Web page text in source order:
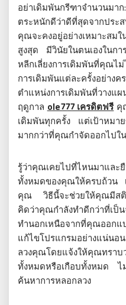
อย่าเดิมพันกรีฑาจำนวนม
ตระหนักดีว่าดีที่สุดจากประ
คุณจะคงอยู่อย่างเหมาะสม
สูงสุด มีวินัยในตนเองในก
หลีกเลี่ยงการเดิมพันที่คุณ
การเดิมพันแต่ละครั้งอย่าง
ตำแหน่งการเดิมพันที่วางแ
ฤดูกาล ole777 เครดิตฟรีคุ
เดิมพันทุกครั้ง แต่เป้าหมา
มากกว่าที่คุณกำจัดออกไปใ
รู้ว่าคุณเคยไปที่ไหนมาแล
ทั้งหมดของคุณให้ครบถ้วน
คุณ วิธีนี้จะช่วยให้คุณมีส
คิดว่าคุณกำลังทำดีกว่าที่เ
ทำนอกเหนือจากที่คุณออก
แก้ไขโปรแกรมอย่างแน่น
ลวงคุณโดยแจ้งให้คุณทราบ
ทั้งหมดหรือเกือบทั้งหมด ไ
ค้นหาการหลอกลวง